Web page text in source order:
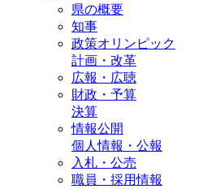
県の概要
知事
政策オリンピック
計画・改革
広報・広聴
財政・予算
決算
情報公開
個人情報・公報
入札・公売
職員・採用情報